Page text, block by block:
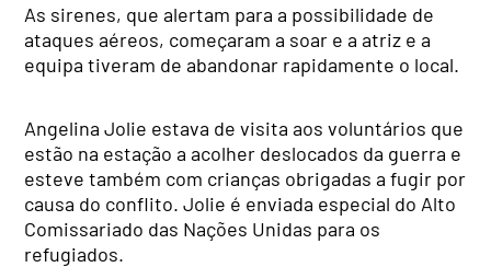
As sirenes, que alertam para a possibilidade de
ataques aéreos, começaram a soar e a atriz e a
equipa tiveram de abandonar rapidamente o local.
Angelina Jolie estava de visita aos voluntários que
estão na estação a acolher deslocados da guerra e
esteve também com crianças obrigadas a fugir por
causa do conflito. Jolie é enviada especial do Alto
Comissariado das Nações Unidas para os
refugiados.